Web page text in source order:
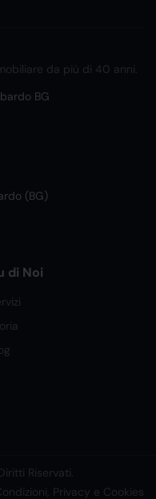
da più di 40 anni.
BG
(BG)
di Noi
Riservati.
Privacy e Cookies